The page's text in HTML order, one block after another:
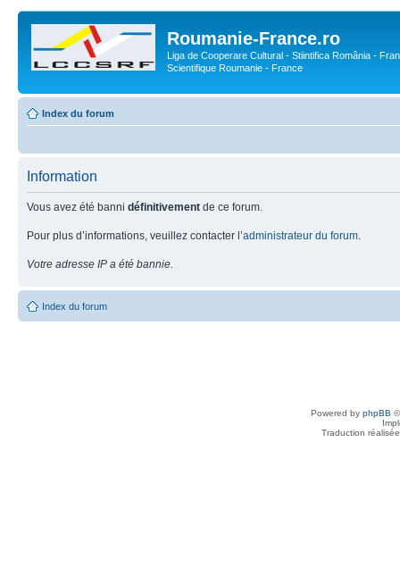
Roumanie-France.ro
Liga de Cooperare Cultural - Stiintifica România -
Scientifique Roumanie - France
Index du forum
Information
Vous avez été banni définitivement de ce forum.
Pour plus d’informations, veuillez contacter l’administrateur du forum
Votre adresse IP a été bannie.
Index du forum
Powered by phpBB
Traduction